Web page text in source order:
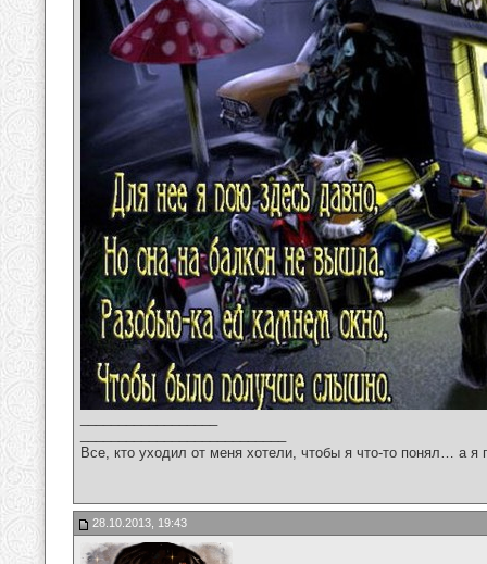
Все, кто уходил от меня хотели, чтобы я что-то понял… а
28.10.2013, 19:43